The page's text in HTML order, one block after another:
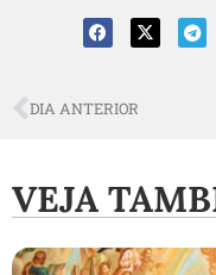
DIA ANTERIOR
VEJA